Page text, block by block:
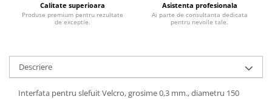
Calitate superioara
Produse premium pentru rezultate
de exceptie.
Asistenta profesionala
Ai parte de consultanta dedicata
pentru nevoile tale.
Descriere
Interfata pentru slefuit Velcro, grosime 0,3 mm., diametru 150